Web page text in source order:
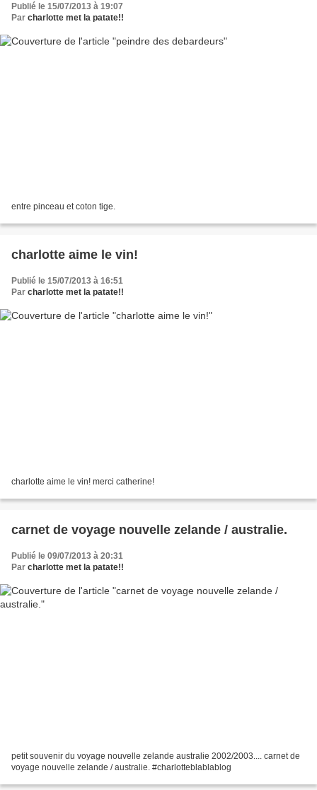
Publié le 15/07/2013 à 19:07
Par charlotte met la patate!!
entre pinceau et coton tige.
charlotte aime le vin!
Publié le 15/07/2013 à 16:51
Par charlotte met la patate!!
charlotte aime le vin! merci catherine!
carnet de voyage nouvelle zelande / australie.
Publié le 09/07/2013 à 20:31
Par charlotte met la patate!!
petit souvenir du voyage nouvelle zelande australie 2002/2003.... carnet de
voyage nouvelle zelande / australie. #charlotteblablablog